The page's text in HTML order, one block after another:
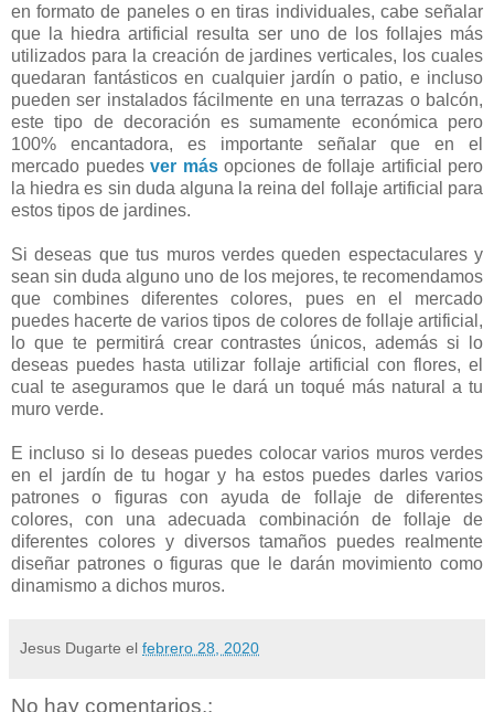
en formato de paneles o en tiras individuales, cabe señalar
que la hiedra artificial resulta ser uno de los follajes más
utilizados para la creación de jardines verticales, los cuales
quedaran fantásticos en cualquier jardín o patio, e incluso
pueden ser instalados fácilmente en una terrazas o balcón,
este tipo de decoración es sumamente económica pero
100% encantadora, es importante señalar que en el
mercado puedes ver más opciones de follaje artificial pero
la hiedra es sin duda alguna la reina del follaje artificial para
estos tipos de jardines.
Si deseas que tus muros verdes queden espectaculares y
sean sin duda alguno uno de los mejores, te recomendamos
que combines diferentes colores, pues en el mercado
puedes hacerte de varios tipos de colores de follaje artificial,
lo que te permitirá crear contrastes únicos, además si lo
deseas puedes hasta utilizar follaje artificial con flores, el
cual te aseguramos que le dará un toqué más natural a tu
muro verde.
E incluso si lo deseas puedes colocar varios muros verdes
en el jardín de tu hogar y ha estos puedes darles varios
patrones o figuras con ayuda de follaje de diferentes
colores, con una adecuada combinación de follaje de
diferentes colores y diversos tamaños puedes realmente
diseñar patrones o figuras que le darán movimiento como
dinamismo a dichos muros.
Jesus Dugarte el febrero 28, 2020
No hay comentarios.: